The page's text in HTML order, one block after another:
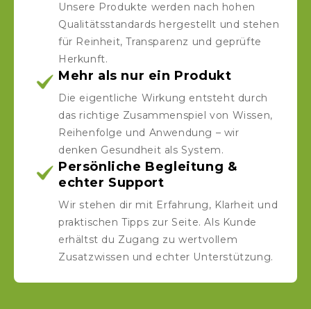
Unsere Produkte werden nach hohen
Qualitätsstandards hergestellt und stehen
für Reinheit, Transparenz und geprüfte
Herkunft.
Mehr als nur ein Produkt
Die eigentliche Wirkung entsteht durch
das richtige Zusammenspiel von Wissen,
Reihenfolge und Anwendung – wir
denken Gesundheit als System.
Persönliche Begleitung &
echter Support
Wir stehen dir mit Erfahrung, Klarheit und
praktischen Tipps zur Seite. Als Kunde
erhältst du Zugang zu wertvollem
Zusatzwissen und echter Unterstützung.